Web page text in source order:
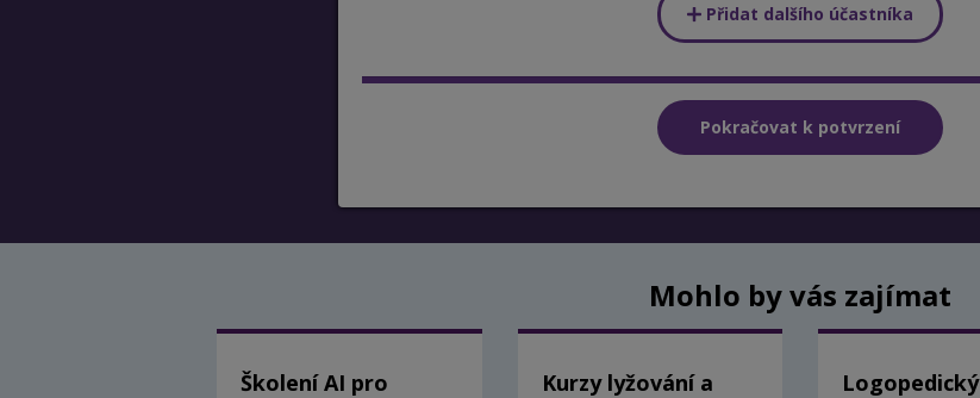
Přidat dalšího účastníka
Mohlo by vás zajímat
Školení AI pro
Kurzy lyžování a
Logopedický